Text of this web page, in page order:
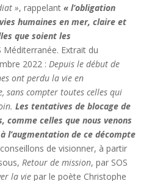
», rappelant « l’obligation
humaines en mer, claire et
que soient les
Méditerranée. Extrait du
2022 : Depuis le début de
ont perdu la vie en
sans compter toutes celles qui
Les tentatives de blocage de
comme celles que nous venons
l’augmentation de ce décompte
de visionner, à partir
Retour de mission, par SOS
la viepar le poète Christophe